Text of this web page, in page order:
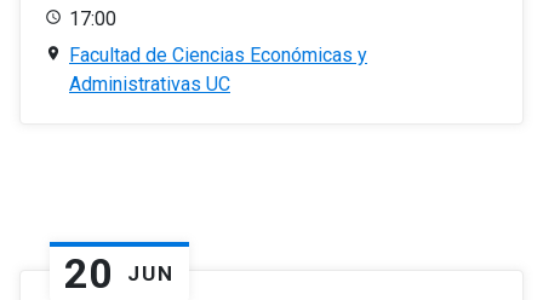
17:00
Facultad de Ciencias Económicas y
Administrativas UC
20 JUN